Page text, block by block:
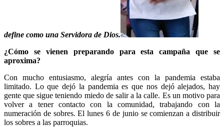
define como una Servidora de Dios.
¿Cómo se vienen preparando para esta campaña que se
aproxima?
Con mucho entusiasmo, alegría antes con la pandemia estaba
limitado. Lo que dejó la pandemia es que nos dejó alejados, hay
gente que sigue teniendo miedo de salir a la calle. Es un motivo para
volver a tener contacto con la comunidad, trabajando con la
numeración de sobres. El lunes 6 de junio se comienzan a distribuir
los sobres a las parroquias.